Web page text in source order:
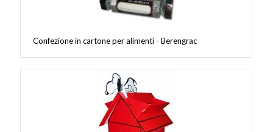
Confezione in cartone per alimenti - Berengrac